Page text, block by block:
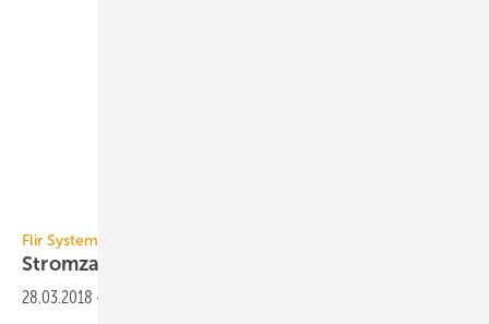
Flir Systems
Stromzange mit
28.03.2018 -